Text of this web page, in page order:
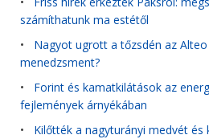
számíthatunk ma estétől
• Nagyot ugrott a tőzsdén az
menedzsment?
• Forint és kamatkilátások az
fejlemények árnyékában
• Kilőtték a nagyturányi medvét és